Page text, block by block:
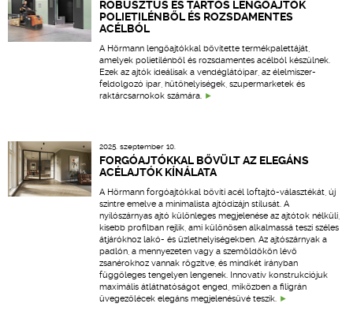
ROBUSZTUS ÉS TARTÓS LENGŐAJTÓK
POLIETILÉNBŐL ÉS ROZSDAMENTES
ACÉLBÓL
A Hörmann lengőajtókkal bővítette termékpalettáját,
amelyek polietilénből és rozsdamentes acélból készülnek.
Ezek az ajtók ideálisak a vendéglátóipar, az élelmiszer-
feldolgozó ipar, hűtőhelyiségek, szupermarketek és
raktárcsarnokok számára.
2025. szeptember 10.
FORGÓAJTÓKKAL BŐVÜLT AZ ELEGÁNS
ACÉLAJTÓK KÍNÁLATA
A Hörmann forgóajtókkal bővíti acél loftajtó-választékát, új
szintre emelve a minimalista ajtódizájn stílusát. A
nyílószárnyas ajtó különleges megjelenése az ajtótok nélküli,
kisebb profilban rejlik, ami különösen alkalmassá teszi széles
átjárókhoz lakó- és üzlethelyiségekben. Az ajtószárnyak a
padlón, a mennyezeten vagy a szemöldökön lévő
zsanérokhoz vannak rögzítve, és mindkét irányban
függőleges tengelyen lengenek. Innovatív konstrukciójuk
maximális átláthatóságot enged, miközben a filigrán
üvegezőlécek elegáns megjelenésűvé teszik.